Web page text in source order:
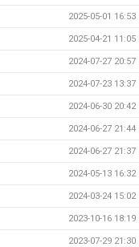
2025-05-01 16:53
2025-04-21 11:05
2024-07-27 20:57
2024-07-23 13:37
2024-06-30 20:42
2024-06-27 21:44
2024-06-27 21:37
2024-05-13 16:32
2024-03-24 15:02
2023-10-16 18:19
2023-07-29 21:30